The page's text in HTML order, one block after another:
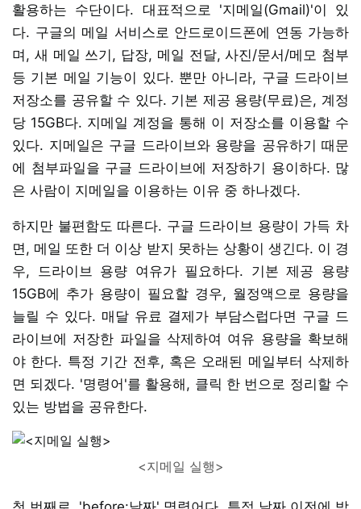
활용하는 수단이다. 대표적으로 '지메일(Gmail)'이 있
다. 구글의 메일 서비스로 안드로이드폰에 연동 가능하
며, 새 메일 쓰기, 답장, 메일 전달, 사진/문서/메모 첨부
등 기본 메일 기능이 있다. 뿐만 아니라, 구글 드라이브
저장소를 공유할 수 있다. 기본 제공 용량(무료)은, 계정
당 15GB다. 지메일 계정을 통해 이 저장소를 이용할 수
있다. 지메일은 구글 드라이브와 용량을 공유하기 때문
에 첨부파일을 구글 드라이브에 저장하기 용이하다. 많
은 사람이 지메일을 이용하는 이유 중 하나겠다.
하지만 불편함도 따른다. 구글 드라이브 용량이 가득 차
면, 메일 또한 더 이상 받지 못하는 상황이 생긴다. 이 경
우, 드라이브 용량 여유가 필요하다. 기본 제공 용량
15GB에 추가 용량이 필요할 경우, 월정액으로 용량을
늘릴 수 있다. 매달 유료 결제가 부담스럽다면 구글 드
라이브에 저장한 파일을 삭제하여 여유 용량을 확보해
야 한다. 특정 기간 전후, 혹은 오래된 메일부터 삭제하
면 되겠다. '명령어'를 활용해, 클릭 한 번으로 정리할 수
있는 방법을 공유한다.
<지메일 실행>